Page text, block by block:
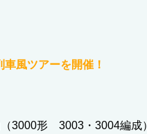
風ツアーを開催！
3000形 3003・3004編成